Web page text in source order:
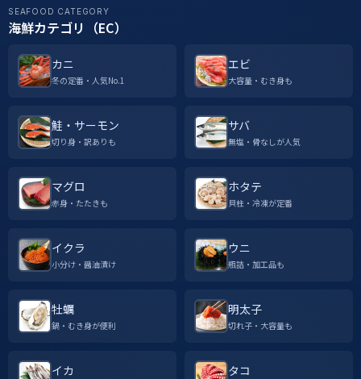
SEAFOOD CATEGORY
海鮮カテゴリ（EC）
カニ
冬の定番・人気No.1
エビ
大容量・むき身も
鮭・サーモン
切り身・訳ありも
サバ
無塩・骨なしが人気
マグロ
赤身・たたきも
ホタテ
貝柱・冷凍が定番
イクラ
小分け・醤油漬け
ウニ
瓶詰・加工品も
牡蠣
鍋・むき身が便利
明太子
切れ子・大容量も
イカ タコ